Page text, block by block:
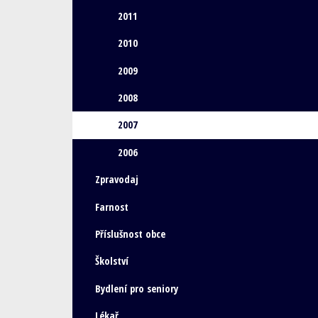
2011
2010
2009
2008
2007
2006
Zpravodaj
Farnost
Příslušnost obce
Školství
Bydlení pro seniory